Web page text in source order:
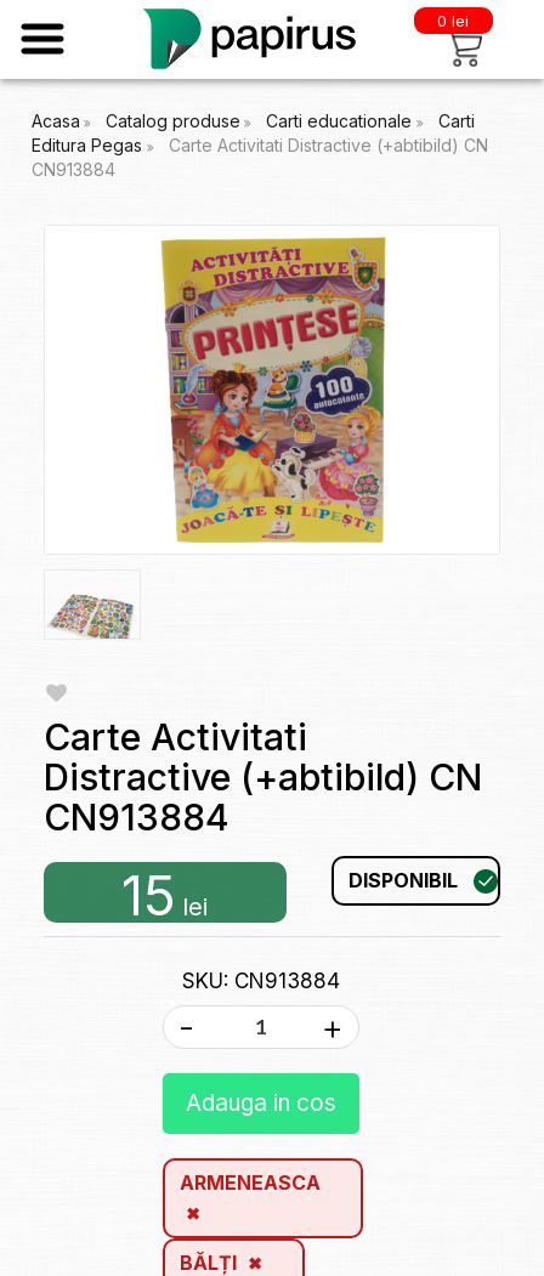
0 lei
Acasa Catalog produse Carti educationale
Carti
Editura Pegas
Carte Activitati Distractive (+abtibild) CN
CN913884
Carte Activitati
Distractive (+abtibild) CN
CN913884
15 lei
DISPONIBIL
SKU: CN913884
- +
Adauga in cos
ARMENEASCA
BĂLȚI